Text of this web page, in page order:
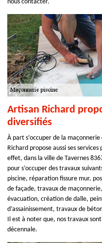
nous contacter.
Artisan Richard
diversifiés
À part s’occuper de la
Richard propose aussi ses
effet, dans la ville de Tavernes
pour s’occuper des travaux
piscine, réparation fissure mur,
de façade, travaux de
évacuation, création de dalle,
d’assainissement, travaux de
Il est à noter que, nos travaux
décennale.